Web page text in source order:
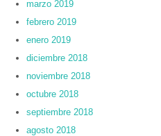
marzo 2019
febrero 2019
enero 2019
diciembre 2018
noviembre 2018
octubre 2018
septiembre 2018
agosto 2018